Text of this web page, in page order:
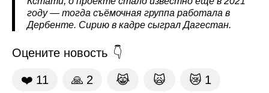
году — тогда съёмочная группа работала в
Дербенте. Сирию в кадре сыграл Дагестан.
Оцените новость
❤️ 11 🙏 2 😹 🙀 😿 1